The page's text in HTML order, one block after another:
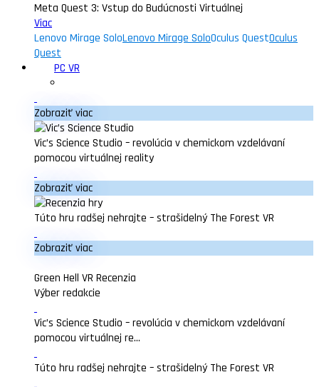
Meta Quest 3: Vstup do Budúcnosti Virtuálnej
Viac
Lenovo Mirage SoloLenovo Mirage SoloOculus QuestOculus
Quest
PC VR
Zobraziť viac
Vic’s Science Studio – revolúcia v chemickom vzdelávaní
pomocou virtuálnej reality
Zobraziť viac
Túto hru radšej nehrajte – strašidelný The Forest VR
Zobraziť viac
Green Hell VR Recenzia
Výber redakcie
Vic’s Science Studio – revolúcia v chemickom vzdelávaní
pomocou virtuálnej re...
Túto hru radšej nehrajte – strašidelný The Forest VR